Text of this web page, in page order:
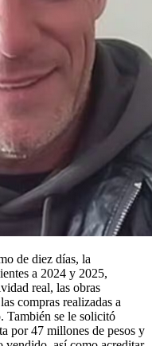
de diez días, la
a 2024 y 2025,
real, las obras
compras realizadas a
También se le solicitó
por 47 millones de pesos y